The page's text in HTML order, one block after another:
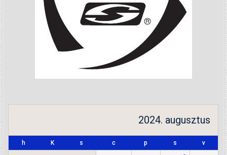
2024. augusztus
h K s c p s v